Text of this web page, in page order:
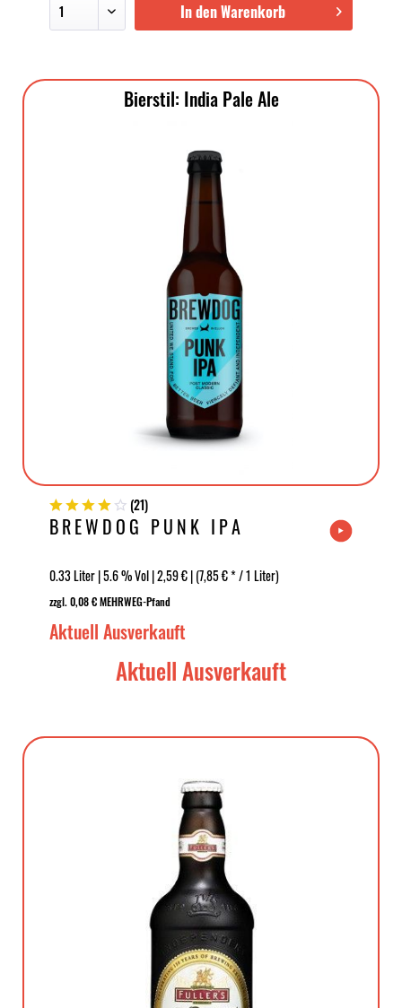
In den Warenkorb
Bierstil: India Pale Ale
(21)
BREWDOG PUNK IPA
0.33 Liter | 5.6 % Vol | 2,59 € | (7,85 € * / 1 Liter)
zzgl. 0,08 € MEHRWEG-Pfand
Aktuell Ausverkauft
Aktuell Ausverkauft